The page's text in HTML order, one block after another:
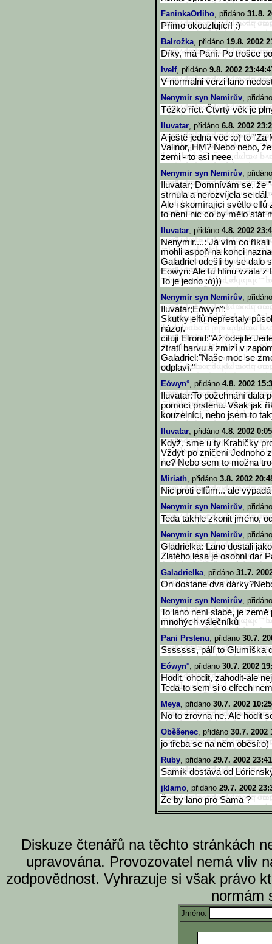
FaninkaOrliho, přidáno 31.8.
Přímo okouzlující! :)
Balrožka, přidáno 19.8. 2002
Díky, má Paní. Po trošce
Ivelf, přidáno 9.8. 2002
V normalni verzi lano
Nenymir syn Nemirův,
Těžko říct. Čtvrtý věk je
Iluvatar, přidáno 6.8. 2002
A ještě jedna věc :o) to
Valinor, HM? Nebo nebo,
zemi - to asi neee.
Nenymir syn Nemirův,
Iluvatar; Domnívám se, že
strnula a nerozvíjela se
Ale i skomírající světlo elfů
to není nic co by mělo stát
Iluvatar, přidáno 4.8. 2002
Nenymir....: Já vím co
mohli aspoň na konci
Galadriel odešli by se dalo
Eowyn: Ale tu hlínu vzala z
To je jedno :o)))
Nenymir syn Nemirův,
Iluvatar;Eówyn°:
Skutky elfů nepřestaly
názor.
cituji Elrond:"Až odejde
ztratí barvu a zmizí v
Galadriel:"Naše moc se
odplaví."
Eówyn°, přidáno 4.8. 2002
Iluvatar:To požehnání dala
pomocí prstenu. Však jak
kouzelníci, nebo jsem to
Iluvatar, přidáno 4.8. 2002
Když, sme u ty Krabičky
Vždyť po zničení Jednoho
ne? Nebo sem to možna
Miriath, přidáno 3.8. 2002
Nic proti elfům... ale
Nenymir syn Nemirův,
Teda takhle zkonit jméno,
Nenymir syn Nemirův,
Gladrielka: Lano dostali
Zlatého lesa je osobní dar
Galadrielka, přidáno 31.7.
On dostane dva
Nenymir syn Nemirův,
To lano není slabé, je
mnohých válečníků
Pani Prstenu, přidáno 30.7.
Sssssss, pálí to Glumíška
Eówyn°, přidáno 30.7. 2002
Hodit, ohodit, zahodit-ale
Teda-to sem si o elfech
Meya, přidáno 30.7. 2002
No to zrovna ne. Ale hodit
Oběšenec, přidáno 30.7. 2002
jo třeba se na něm oběsí:o)
Ruby, přidáno 29.7. 2002
Samík dostává od
jklamo, přidáno 29.7. 2002
Že by lano pro Sama ?
Diskuze čtenářů na těchto stránkách
upravována. Provozovatel nemá vliv
zodpovědnost. Vyhrazuje si však právo
normám
Jméno: